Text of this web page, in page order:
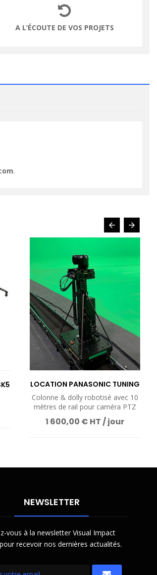
A L’ÉCOUTE DE VOS PROJETS
.
LOCATION PANASONIC TUNING
Colonne & dolly robotisé avec 10
mètres de rail pour caméra PTZ
1 600,00 € HT / jour
NEWSLETTER
vous à la newsletter Visual Impact
recevoir nos dernières actualités.